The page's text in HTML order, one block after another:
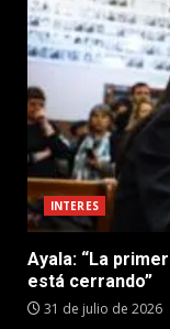
INTERES
Ayala: “La
está cerrando”
31 de julio de 2026